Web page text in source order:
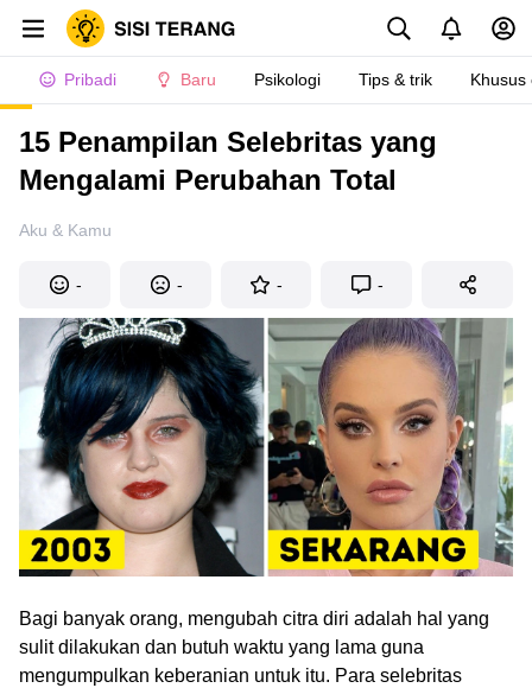
Pribadi Baru Psikologi Tips & trik Khusus
15 Penampilan Selebritas yang
Mengalami Perubahan Total
Aku & Kamu
- - - -
Bagi banyak orang, mengubah citra diri adalah hal yang
sulit dilakukan dan butuh waktu yang lama guna
mengumpulkan keberanian untuk itu. Para selebritas